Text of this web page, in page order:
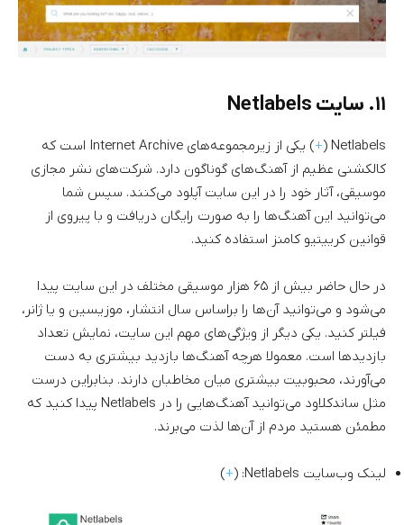
۱۱. سایت Netlabels
Netlabels (
+
) یکی از زیرمجموعه‌های Internet Archive است که
کالکشنی عظیم از آهنگ‌های گوناگون دارد. شرکت‌های نشر مجازی
موسیقی، آثار خود را در این سایت آپلود می‌کنند. سپس شما
می‌توانید این آهنگ‌ها را به صورت رایگان دریافت و با پیروی از
قوانین کرییتیو کامنز استفاده کنید.
در حال حاضر بیش از ۶۵ هزار موسیقی مختلف در این سایت پیدا
می‌شود و می‌توانید آن‌ها را براساس سال انتشار، موزیسین و یا ژانر،
فیلتر کنید. یکی دیگر از ویژگی‌های مهم این سایت، نمایش تعداد
بازدیدها است. معمولا هرچه آهنگ‌ها بازدید بیشتری به دست
می‌آورند، محبوبیت بیشتری میان مخاطبان دارند. بنابراین درست
مثل ساندکلاود می‌توانید آهنگ‌هایی را در Netlabels پیدا کنید که
مطمئن هستید مردم از آن‌ها لذت می‌برند.
لینک وب‌سایت Netlabels: ( +
)